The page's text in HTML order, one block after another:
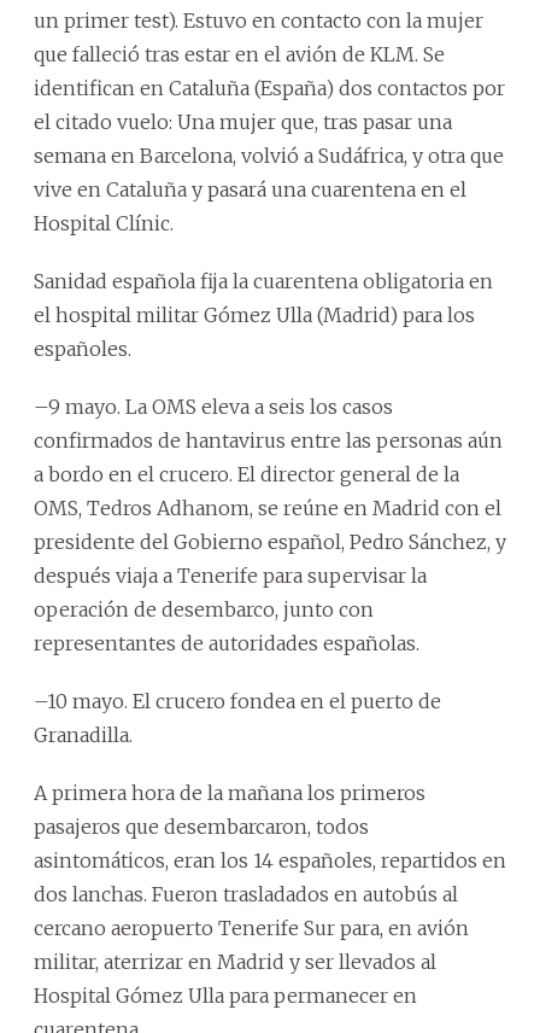
un primer test). Estuvo en contacto con la mujer
que falleció tras estar en el avión de KLM. Se
identifican en Cataluña (España) dos contactos por
el citado vuelo: Una mujer que, tras pasar una
semana en Barcelona, volvió a Sudáfrica, y otra que
vive en Cataluña y pasará una cuarentena en el
Hospital Clínic.
Sanidad española fija la cuarentena obligatoria en
el hospital militar Gómez Ulla (Madrid) para los
españoles.
–9 mayo. La OMS eleva a seis los casos
confirmados de hantavirus entre las personas aún
a bordo en el crucero. El director general de la
OMS, Tedros Adhanom, se reúne en Madrid con el
presidente del Gobierno español, Pedro Sánchez, y
después viaja a Tenerife para supervisar la
operación de desembarco, junto con
representantes de autoridades españolas.
–10 mayo. El crucero fondea en el puerto de
Granadilla.
A primera hora de la mañana los primeros
pasajeros que desembarcaron, todos
asintomáticos, eran los 14 españoles, repartidos en
dos lanchas. Fueron trasladados en autobús al
cercano aeropuerto Tenerife Sur para, en avión
militar, aterrizar en Madrid y ser llevados al
Hospital Gómez Ulla para permanecer en